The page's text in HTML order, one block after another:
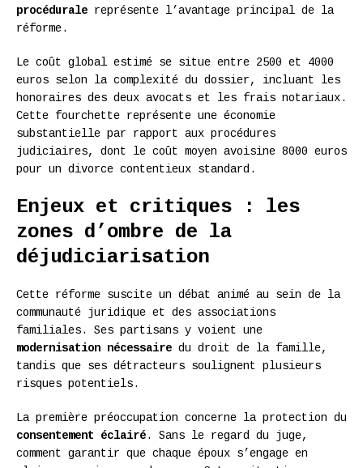
procédurale représente l’avantage principal de la
réforme.
Le coût global estimé se situe entre 2500 et 4000
euros selon la complexité du dossier, incluant les
honoraires des deux avocats et les frais notariaux.
Cette fourchette représente une économie
substantielle par rapport aux procédures
judiciaires, dont le coût moyen avoisine 8000 euros
pour un divorce contentieux standard.
Enjeux et critiques : les
zones d’ombre de la
déjudiciarisation
Cette réforme suscite un débat animé au sein de la
communauté juridique et des associations
familiales. Ses partisans y voient une
modernisation nécessaire du droit de la famille,
tandis que ses détracteurs soulignent plusieurs
risques potentiels.
La première préoccupation concerne la protection du
consentement éclairé. Sans le regard du juge,
comment garantir que chaque époux s’engage en